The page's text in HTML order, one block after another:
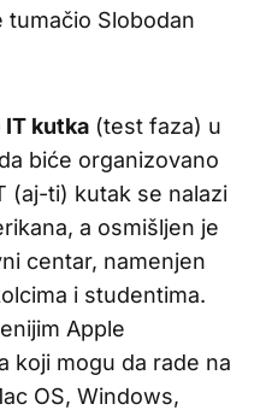
tumačio Slobodan
kutka (test faza) u
biće organizovano
(aj-ti) kutak se nalazi
a osmišljen je
centar, namenjen
i studentima.
Apple
koji mogu da rade na
OS, Windows,